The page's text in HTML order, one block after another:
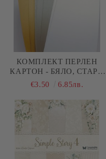
КОМПЛЕКТ ПЕРЛЕН
КАРТОН - БЯЛО, СТАРО
ЗЛАТО И СИВО - 12.50 Х
€3.50 6.85лв.